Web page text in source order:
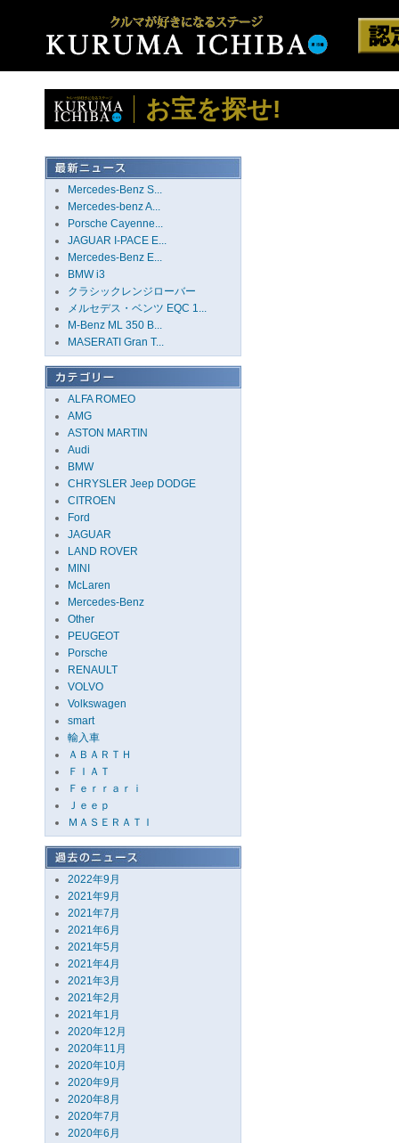
お宝を探せ!
Mercedes-Benz S...
Mercedes-benz A...
Porsche Cayenne...
JAGUAR I-PACE E...
Mercedes-Benz E...
BMW i3
クラシックレンジローバー
メルセデス・ベンツ EQC 1...
M-Benz ML 350 B...
MASERATI Gran T...
ALFA ROMEO
AMG
ASTON MARTIN
Audi
BMW
CHRYSLER Jeep DODGE
CITROEN
Ford
JAGUAR
LAND ROVER
MINI
McLaren
Mercedes-Benz
Other
PEUGEOT
Porsche
RENAULT
VOLVO
Volkswagen
smart
輸入車
ＡＢＡＲＴＨ
ＦＩＡＴ
Ｆｅｒｒａｒｉ
Ｊｅｅｐ
ＭＡＳＥＲＡＴＩ
2022年9月
2021年9月
2021年7月
2021年6月
2021年5月
2021年4月
2021年3月
2021年2月
2021年1月
2020年12月
2020年11月
2020年10月
2020年9月
2020年8月
2020年7月
2020年6月